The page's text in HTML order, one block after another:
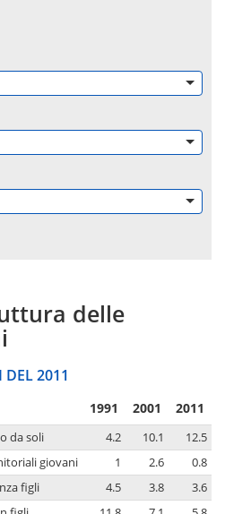
delle
2011
1991 2001 2011
da soli 4.2 10.1
12.5
giovani
1 2.6
0.8
figli
4.5 3.8
3.6